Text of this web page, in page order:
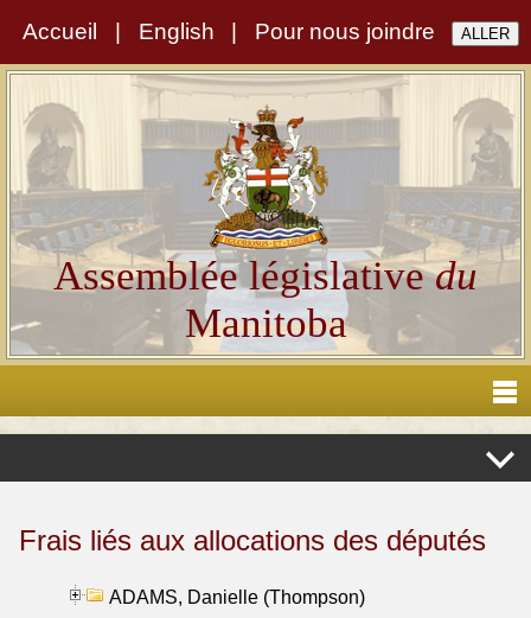
Accueil English Pour nous joindre
Assemblée législativedu
Manitoba
Frais liés aux allocations des députés
ADAMS, Danielle (Thompson)